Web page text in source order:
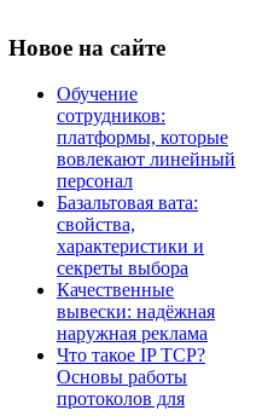
Новое на сайте
Обучение
сотрудников:
платформы, которые
вовлекают линейный
персонал
Базальтовая вата:
свойства,
характеристики и
секреты выбора
Качественные
вывески: надёжная
наружная реклама
Что такое IP TCP?
Основы работы
протоколов для